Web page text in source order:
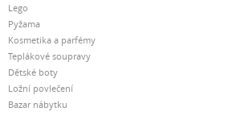
Lego
Pyžama
Kosmetika a parfémy
Teplákové soupravy
Dětské boty
Ložní povlečení
Bazar nábytku